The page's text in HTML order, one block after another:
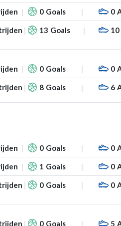
0 Goals 0
13 Goals 10
0 Goals 0
8 Goals 6
0 Goals 0
1 Goals 0
0 Goals 0
0 Goals 5